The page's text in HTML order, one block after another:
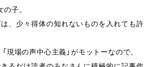
の子。
、少々得体の知れないものを入れても許
現場の声中心主義」がモットーなので、